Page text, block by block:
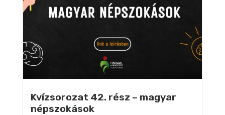
Kvízsorozat 42. rész – magyar
népszokások